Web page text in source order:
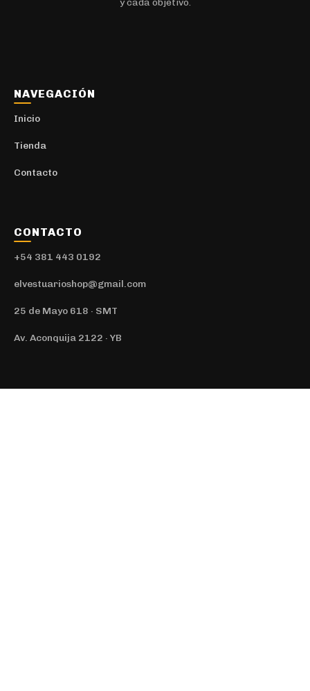
y cada objetivo.
NAVEGACIÓN
Inicio
Tienda
Contacto
CONTACTO
+54 381 443 0192
elvestuarioshop@gmail.com
25 de Mayo 618 · SMT
Av. Aconquija 2122 · YB